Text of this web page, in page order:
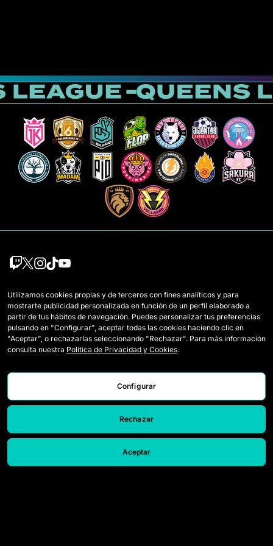
Times
Jogadoras Draft
Wildcards
Estatísticas
Regulamento
Como se joga a Queens
Ingressos
Contato
Trabalhe conosco
Utilizamos cookies propias y de terceros con fines analíticos y para
mostrarte publicidad personalizada en función de un perfil elaborado a
partir de tus hábitos de navegación. Puedes personalizar tus preferencias
pulsando en "Configurar", aceptar todas las cookies haciendo clic en
"Aceptar", o rechazarlas seleccionando "Rechazar". Para más información
consulta nuestra Política de Privacidad y Cookies.
Configurar
Rechazar
Aceptar